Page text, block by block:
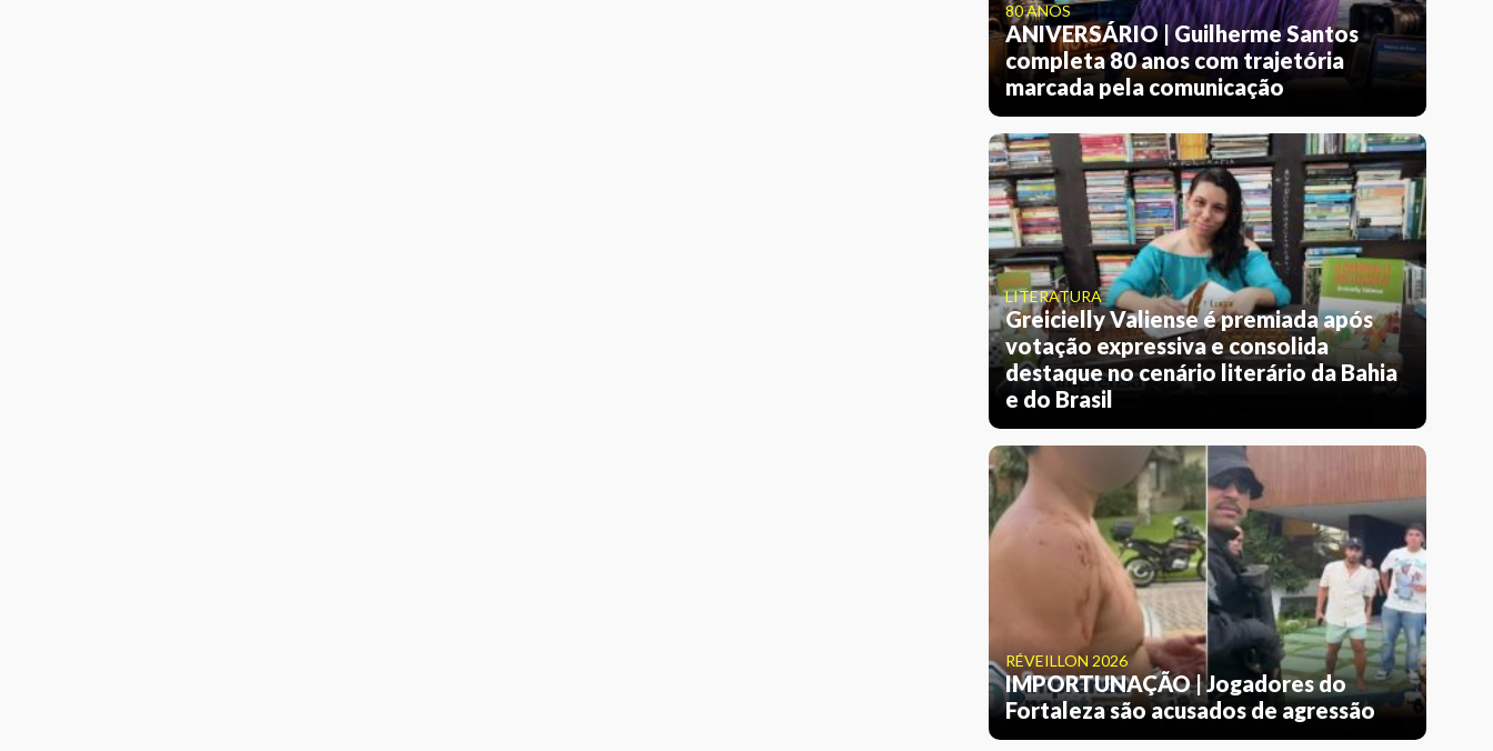
80 ANOS
ANIVERSÁRIO | Guilherme Santos
completa 80 anos com trajetória
marcada pela comunicação
LITERATURA
Greicielly Valiense é premiada após
votação expressiva e consolida
destaque no cenário literário da Bahia
e do Brasil
RÉVEILLON 2026
IMPORTUNAÇÃO | Jogadores do
Fortaleza são acusados de agressão